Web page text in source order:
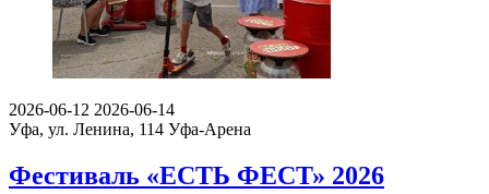
2026-06-12 2026-06-14
Уфа, ул. Ленина, 114 Уфа-Арена
Фестиваль «ЕСТЬ ФЕСТ» 2026